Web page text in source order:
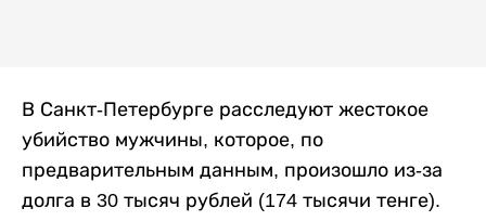
В Санкт-Петербурге расследуют жестокое
убийство мужчины, которое, по
предварительным данным, произошло из-за
долга в 30 тысяч рублей (174 тысячи тенге).